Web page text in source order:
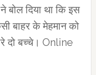
बोल दिया था कि इस
बाहर के मेहमान को
दो बच्‍चे। Online